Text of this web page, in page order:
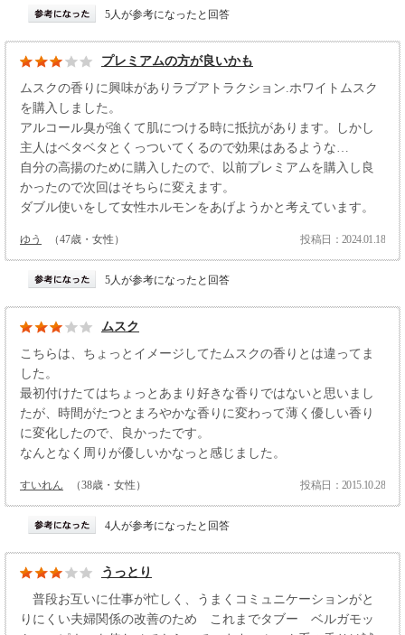
5人が参考になったと回答
プレミアムの方が良いかも
ムスクの香りに興味がありラブアトラクション.ホワイトムスク
を購入しました。
アルコール臭が強くて肌につける時に抵抗があります。しかし
主人はベタベタとくっついてくるので効果はあるような…
自分の高揚のために購入したので、以前プレミアムを購入し良
かったので次回はそちらに変えます。
ダブル使いをして女性ホルモンをあげようかと考えています。
ゆう （47歳・女性） 投稿日：2024.01.18
5人が参考になったと回答
ムスク
こちらは、ちょっとイメージしてたムスクの香りとは違ってま
した。
最初付けたてはちょっとあまり好きな香りではないと思いまし
たが、時間がたつとまろやかな香りに変わって薄く優しい香り
に変化したので、良かったです。
なんとなく周りが優しいかなっと感じました。
すいれん （38歳・女性） 投稿日：2015.10.28
4人が参考になったと回答
うっとり
普段お互いに仕事が忙しく、うまくコミュニケーションがと
りにくい夫婦関係の改善のため これまでタブー ベルガモッ